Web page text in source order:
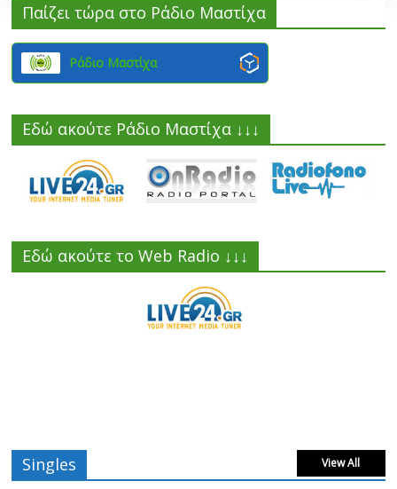
Παίζει τώρα στο Ράδιο Μαστίχα
Ράδιο Μαστίχα
Εδώ ακούτε Ράδιο Μαστίχα ↓↓↓
Εδώ ακούτε το Web Radio ↓↓↓
Singles View All